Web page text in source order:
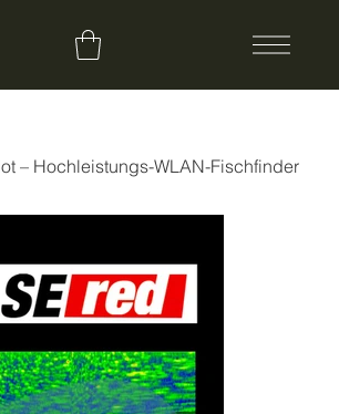
– Hochleistungs-WLAN-Fischfinder